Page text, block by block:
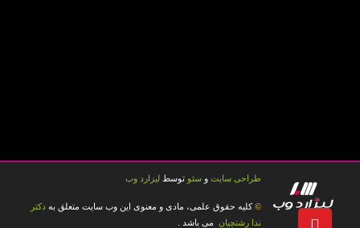
طراحی سایت و سئو توسط لیزارد وب
©کلیه حقوق علمی، مادی و معنوی این وب سایت متعلق به دکتر
ندا رشتچیان می باشد .